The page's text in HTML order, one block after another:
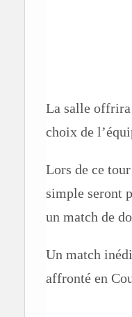
La salle offrira
choix de
Lors de ce
simple seront
un match de
Un match
affronté en